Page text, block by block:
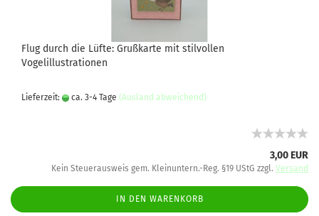
Flug durch die Lüfte: Grußkarte mit stilvollen
Vogelillustrationen
Lieferzeit: ca. 3-4 Tage (Ausland abweichend)
3,00 EUR
Kein Steuerausweis gem. Kleinuntern.-Reg. §19 UStG zzgl. Versand
IN DEN WARENKORB